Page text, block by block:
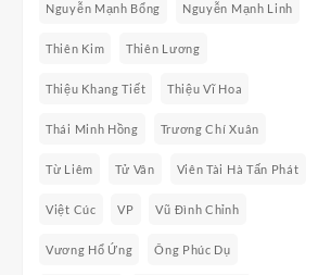
Nguyễn Mạnh Bổng Nguyễn Mạnh Linh
Thiên Kim Thiên Lương
Thiệu Khang Tiết Thiệu Vĩ Hoa
Thái Minh Hồng Trương Chí Xuân
Từ Liêm Tử Vân Viên Tài Hà Tấn Phát
Việt Cúc VP Vũ Đình Chỉnh
Vương Hổ Ứng Ông Phúc Dụ